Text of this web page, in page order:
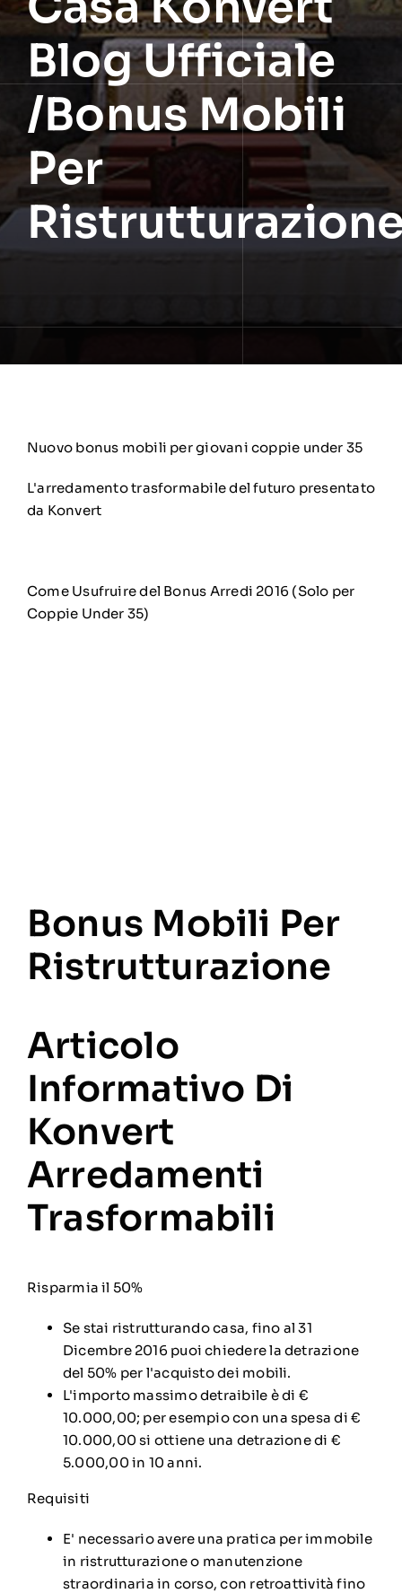
Blog Ufficiale
/Bonus Mobili
Per
Nuovo bonus mobili per giovani coppie under 35
L'arredamento trasformabile del futuro presentato
da Konvert
Come Usufruire del Bonus Arredi 2016 (Solo per
Coppie Under 35)
Bonus Mobili Per
Ristrutturazione
Articolo
Informativo Di
Konvert
Arredamenti
Trasformabili
Risparmia il 50%
Se stai ristrutturando casa, fino al 31
Dicembre 2016 puoi chiedere la detrazione
del 50% per l'acquisto dei mobili.
L'importo massimo detraibile è di €
10.000,00; per esempio con una spesa di €
10.000,00 si ottiene una detrazione di €
5.000,00 in 10 anni.
Requisiti
E' necessario avere una pratica per immobile
in ristrutturazione o manutenzione
straordinaria in corso, con retroattività fino